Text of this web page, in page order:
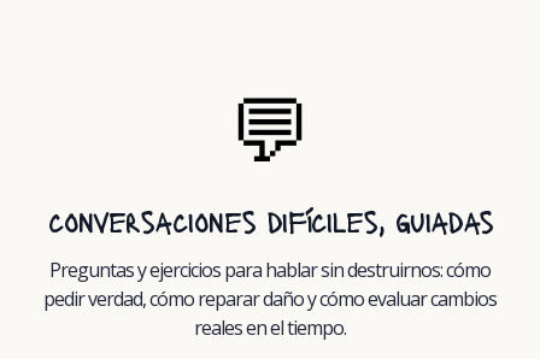
💬
conversaciones difíciles, guiadas
Preguntas y ejercicios para hablar sin destruirnos: cómo
pedir verdad, cómo reparar daño y cómo evaluar cambios
reales en el tiempo.